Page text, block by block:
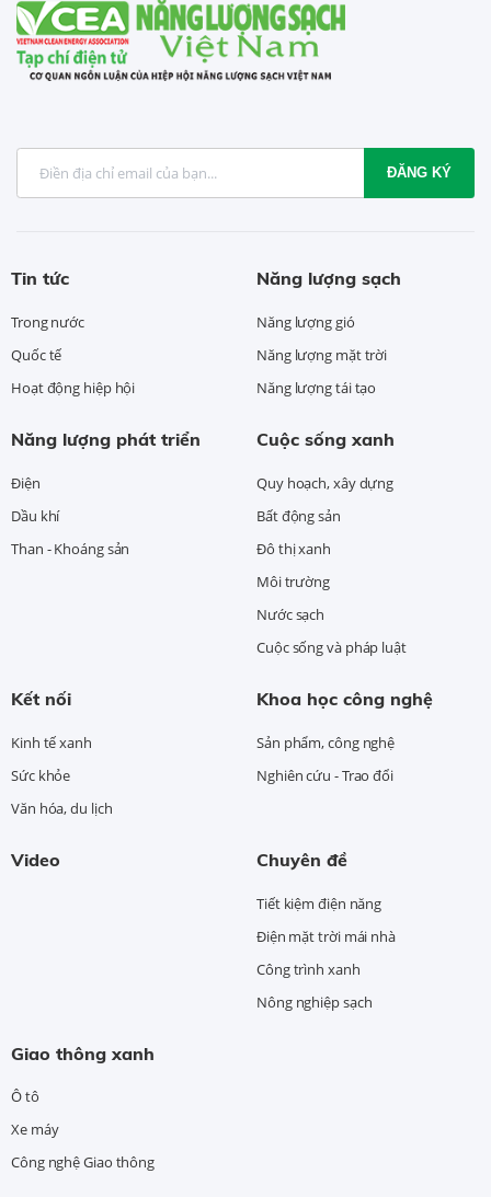
ĐĂNG KÝ
Tin tức
Trong nước
Quốc tế
Hoạt động hiệp hội
Năng lượng sạch
Năng lượng gió
Năng lượng mặt trời
Năng lượng tái tạo
Năng lượng phát triển
Điện
Dầu khí
Than - Khoáng sản
Cuộc sống xanh
Quy hoạch, xây dựng
Bất động sản
Đô thị xanh
Môi trường
Nước sạch
Cuộc sống và pháp luật
Kết nối
Kinh tế xanh
Sức khỏe
Văn hóa, du lịch
Khoa học công nghệ
Sản phẩm, công nghệ
Nghiên cứu - Trao đổi
Video Chuyên đề
Tiết kiệm điện năng
Điện mặt trời mái nhà
Công trình xanh
Nông nghiệp sạch
Giao thông xanh
Ô tô
Xe máy
Công nghệ Giao thông